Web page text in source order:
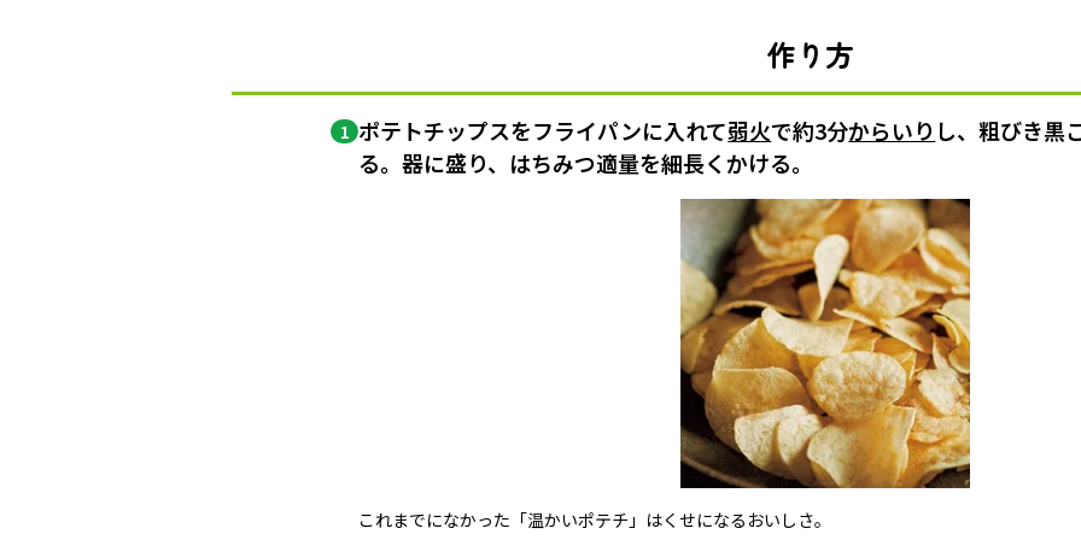
作り方
1 ポテトチップスをフライパンに入れて弱火で約3分からいり し、粗びき黒
る。器に盛り、はちみつ適量を細長くかける。
これまでになかった「温かいポテチ」はくせになるおいしさ。